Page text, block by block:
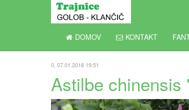
DOMOV KONTAKT
0, 07.01.2018 19:51
Astilbe